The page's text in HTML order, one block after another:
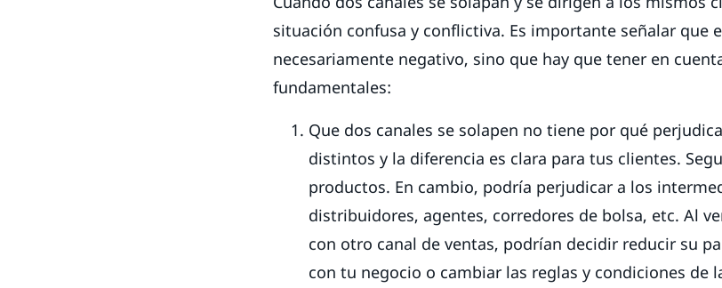
situación confusa y conflictiva. Es importante señalar que
necesariamente negativo, sino que hay que tener en
fundamentales:
Que dos canales se solapen no tiene por qué
distintos y la diferencia es clara para tus clientes.
productos. En cambio, podría perjudicar a los
distribuidores, agentes, corredores de bolsa, etc. Al
con otro canal de ventas, podrían decidir reducir su
con tu negocio o cambiar las reglas y condiciones de